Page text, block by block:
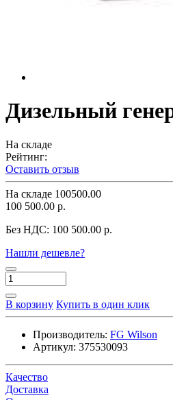
Дизельный
На складе
Рейтинг:
Оставить отзыв
На складе 100500.00
100 500.00 р.
Без НДС: 100 500.00 р.
Нашли дешевле?
В корзину Купить в один клик
Производитель: FG Wilson
Артикул: 375530093
Качество
Доставка